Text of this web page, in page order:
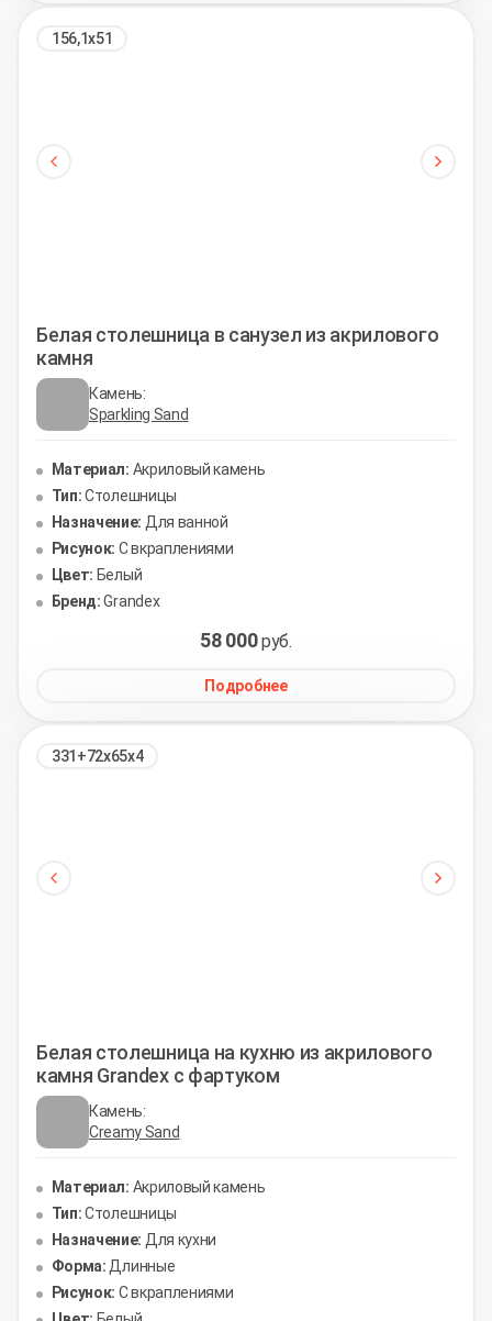
156,1х51
Белая столешница в санузел из акрилового
камня
Камень:
Sparkling Sand
Материал: Акриловый камень
Тип:Столешницы
Назначение: Для ванной
Рисунок: С вкраплениями
Цвет: Белый
Бренд: Grandex
58 000руб.
Подробнее
331+72х65х4
Белая столешница на кухню из акрилового
камня Grandex с фартуком
Камень:
Creamy Sand
Материал: Акриловый камень
Тип:Столешницы
Назначение: Для кухни
Форма: Длинные
Рисунок: С вкраплениями